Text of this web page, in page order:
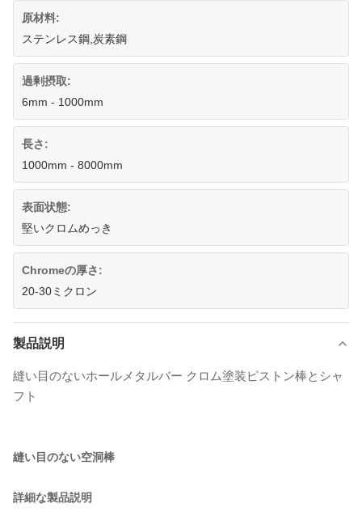
原材料:
ステンレス鋼,炭素鋼
過剰摂取:
6mm - 1000mm
長さ:
1000mm - 8000mm
表面状態:
堅いクロムめっき
Chromeの厚さ:
20-30ミクロン
製品説明
縫い目のないホールメタルバー クロム塗装ピストン棒とシャ
フト
縫い目のない空洞棒
詳細な製品説明